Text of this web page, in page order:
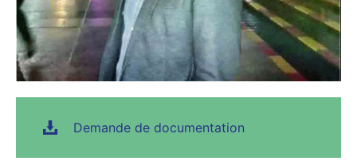
Demande de documentation